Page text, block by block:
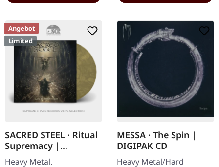
Angebot
Limited
SACRED STEEL · Ritual
Supremacy |
MARBLED LP
Heavy Metal.
MESSA · The Spin |
DIGIPAK CD
Heavy Metal/Hard